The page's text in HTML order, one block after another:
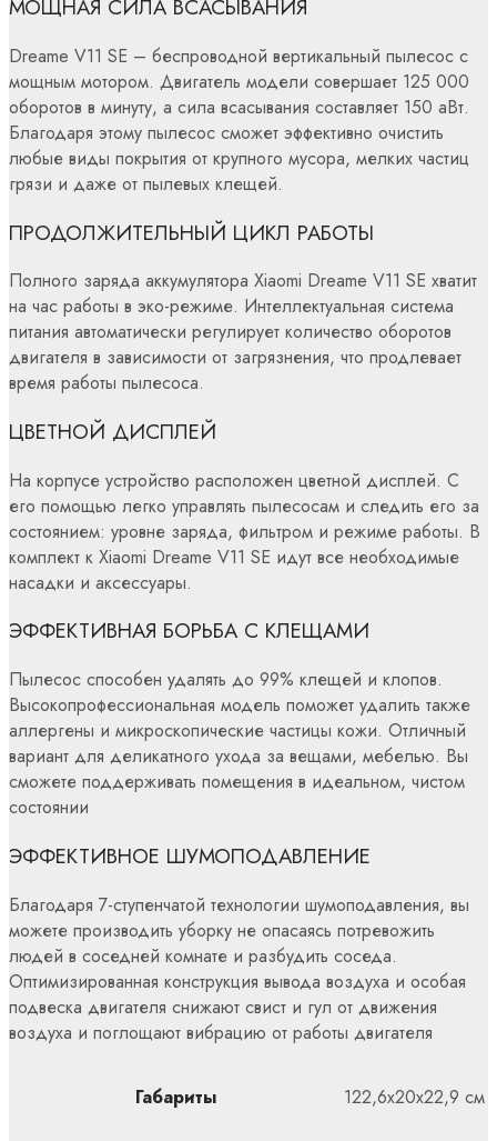
МОЩНАЯ СИЛА ВСАСЫВАНИЯ
Dreame V11 SE – беспроводной вертикальный пылесос с
мощным мотором. Двигатель модели совершает 125 000
оборотов в минуту, а сила всасывания составляет 150 аВт.
Благодаря этому пылесос сможет эффективно очистить
любые виды покрытия от крупного мусора, мелких частиц
грязи и даже от пылевых клещей.
ПРОДОЛЖИТЕЛЬНЫЙ ЦИКЛ РАБОТЫ
Полного заряда аккумулятора Xiaomi Dreame V11 SE хватит
на час работы в эко-режиме. Интеллектуальная система
питания автоматически регулирует количество оборотов
двигателя в зависимости от загрязнения, что продлевает
время работы пылесоса.
ЦВЕТНОЙ ДИСПЛЕЙ
На корпусе устройство расположен цветной дисплей. С
его помощью легко управлять пылесосам и следить его за
состоянием: уровне заряда, фильтром и режиме работы. В
комплект к Xiaomi Dreame V11 SE идут все необходимые
насадки и аксессуары.
ЭФФЕКТИВНАЯ БОРЬБА С КЛЕЩАМИ
Пылесос способен удалять до 99% клещей и клопов.
Высокопрофессиональная модель поможет удалить также
аллергены и микроскопические частицы кожи. Отличный
вариант для деликатного ухода за вещами, мебелью. Вы
сможете поддерживать помещения в идеальном, чистом
состоянии
ЭФФЕКТИВНОЕ ШУМОПОДАВЛЕНИЕ
Благодаря 7-ступенчатой технологии шумоподавления, вы
можете производить уборку не опасаясь потревожить
людей в соседней комнате и разбудить соседа.
Оптимизированная конструкция вывода воздуха и особая
подвеска двигателя снижают свист и гул от движения
воздуха и поглощают вибрацию от работы двигателя
Габариты 122,6х20х22,9 см